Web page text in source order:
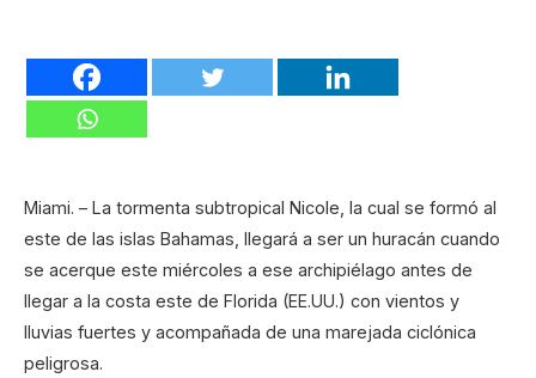
Miami. – La tormenta subtropical Nicole, la cual se formó al
este de las islas Bahamas, llegará a ser un huracán cuando
se acerque este miércoles a ese archipiélago antes de
llegar a la costa este de Florida (EE.UU.) con vientos y
lluvias fuertes y acompañada de una marejada ciclónica
peligrosa.